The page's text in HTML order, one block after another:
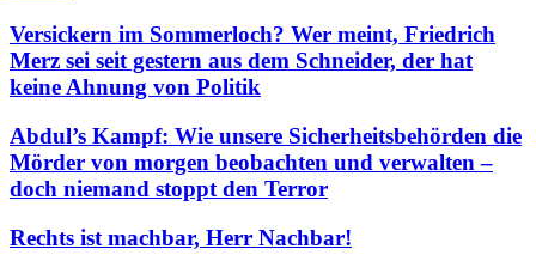
Versickern im Sommerloch? Wer meint, Friedrich
Merz sei seit gestern aus dem Schneider, der hat
keine Ahnung von Politik
Abdul’s Kampf: Wie unsere Sicherheitsbehörden die
Mörder von morgen beobachten und verwalten –
doch niemand stoppt den Terror
Rechts ist machbar, Herr Nachbar!